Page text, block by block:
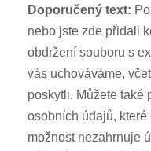
Doporučený text:
nebo jste zde přidali
obdržení souboru s
vás uchováváme,
poskytli. Můžete také
osobních údajů, které
možnost nezahrnuje